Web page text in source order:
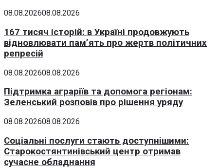
08.08.202608.08.2026
167 тисяч історій: в Україні продовжують
відновлювати пам’ять про жертв політичних
репресій
08.08.202608.08.2026
Підтримка аграріїв та допомога регіонам:
Зеленський розповів про рішення уряду
08.08.202608.08.2026
Соціальні послуги стають доступнішими:
Старокостянтинівський центр отримав
сучасне обладнання